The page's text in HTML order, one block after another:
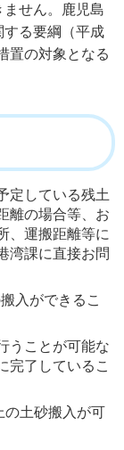
せん。鹿児島
する要綱（平成
置の対象となる
定している残土
離の場合等、お
、運搬距離等に
湾課に直接お問
入ができるこ
うことが可能な
完了しているこ
の土砂搬入が可